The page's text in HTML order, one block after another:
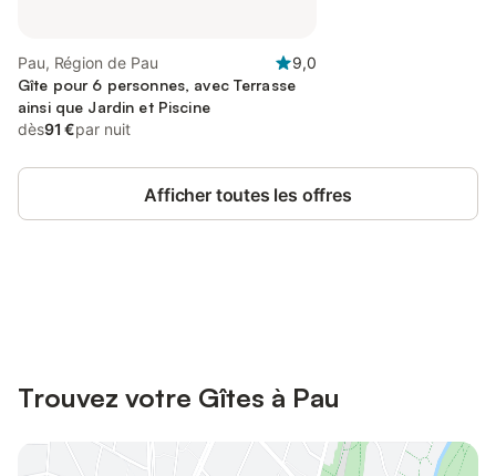
Pau, Région de Pau
9,0
Gîte pour 6 personnes, avec Terrasse
ainsi que Jardin et Piscine
dès91 €par nuit
Afficher toutes les offres
Trouvez votre Gîtes à Pau